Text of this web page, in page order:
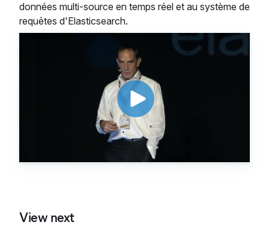
données multi-source en temps réel et au système de
requêtes d'Elasticsearch.
View next